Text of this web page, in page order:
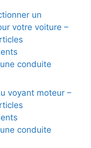
un
votre voiture –
conduite
voyant moteur –
conduite